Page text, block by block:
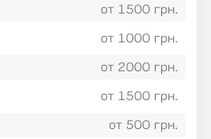
от 1500 грн.
от 1000 грн.
от 2000 грн.
от 1500 грн.
от 500 грн.